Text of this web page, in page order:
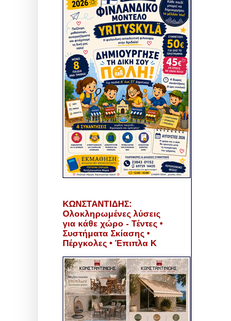
ΚΩΝΣΤΑΝΤΙΔΗΣ:
Ολοκληρωμένες λύσεις
για κάθε χώρο - Τέντες •
Συστήματα Σκίασης •
Πέργκολες • Έπιπλα Κ